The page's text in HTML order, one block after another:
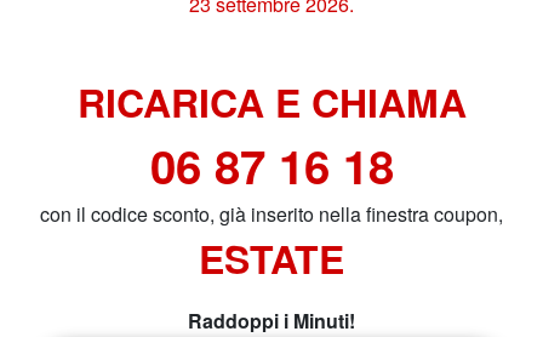
RICARICA E CHIAMA
06 87 16 18
con il codice sconto, già inserito nella finestra coupon,
ESTATE
Raddoppi i Minuti!